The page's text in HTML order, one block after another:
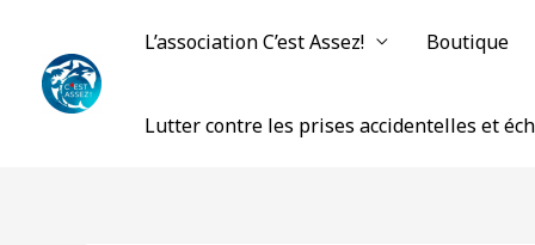
contenu
L’association C’est Assez! Boutique
Lutter contre les prises accidentelles et